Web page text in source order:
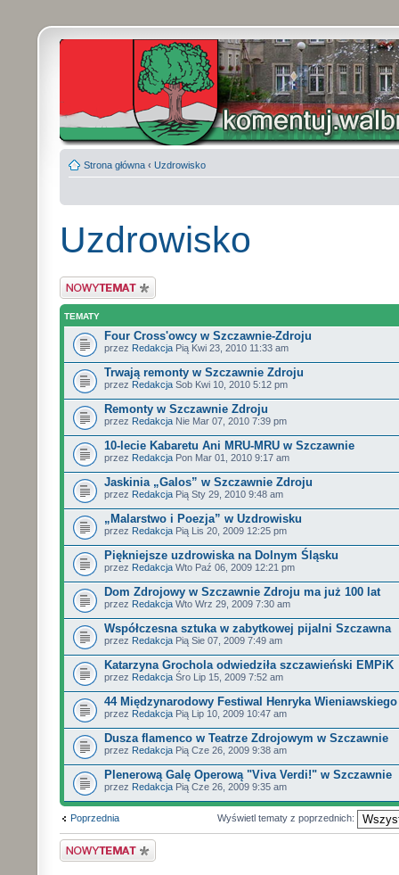
Strona główna ‹ Uzdrowisko
Uzdrowisko
Wyślij nowy temat
TEMATY
Four Cross'owcy w Szczawnie-Zdroju
przez Redakcja Pią Kwi 23, 2010 11:33 am
Trwają remonty w Szczawnie Zdroju
przez Redakcja Sob Kwi 10, 2010 5:12 pm
Remonty w Szczawnie Zdroju
przez Redakcja Nie Mar 07, 2010 7:39 pm
10-lecie Kabaretu Ani MRU-MRU w Szczawnie
przez Redakcja Pon Mar 01, 2010 9:17 am
Jaskinia „Galos” w Szczawnie Zdroju
przez Redakcja Pią Sty 29, 2010 9:48 am
„Malarstwo i Poezja” w Uzdrowisku
przez Redakcja Pią Lis 20, 2009 12:25 pm
Piękniejsze uzdrowiska na Dolnym Śląsku
przez Redakcja Wto Paź 06, 2009 12:21 pm
Dom Zdrojowy w Szczawnie Zdroju ma już 100 lat
przez Redakcja Wto Wrz 29, 2009 7:30 am
Współczesna sztuka w zabytkowej pijalni Szczawna
przez Redakcja Pią Sie 07, 2009 7:49 am
Katarzyna Grochola odwiedziła szczawieński EMPiK
przez Redakcja Śro Lip 15, 2009 7:52 am
44 Międzynarodowy Festiwal Henryka Wieniawskiego
przez Redakcja Pią Lip 10, 2009 10:47 am
Dusza flamenco w Teatrze Zdrojowym w Szczawnie
przez Redakcja Pią Cze 26, 2009 9:38 am
Plenerową Galę Operową "Viva Verdi!" w Szczawnie
przez Redakcja Pią Cze 26, 2009 9:35 am
Poprzednia Wyświetl tematy z poprzednich:
Wyślij nowy temat